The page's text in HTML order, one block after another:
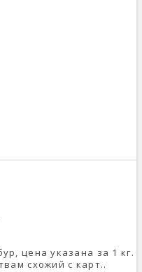
цена указана за 1 кг.
схожий с карт..